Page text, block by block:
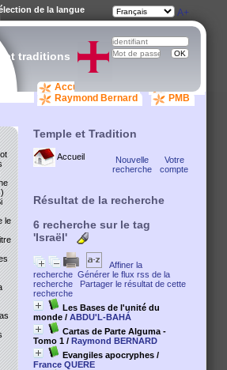
Temple et Tradition
Accueil
Accueil catalogue
osti.org
Raymond Bernard
PMB
et traditions
Nouvelle
recherche
Votre
compte
Résultat de la recherche
6 recherche sur le tag
'Israël'
Affiner la
recherche Générer le flux rss de la
recherche
Partager le résultat de cette
recherche
Les Bases de l'unité du
monde / ABDU'L-BAHÁ
Cartas de Parte Alguma -
Tomo 1 / Raymond BERNARD
Evangiles apocryphes /
France QUERE
le
A A+
de la langue